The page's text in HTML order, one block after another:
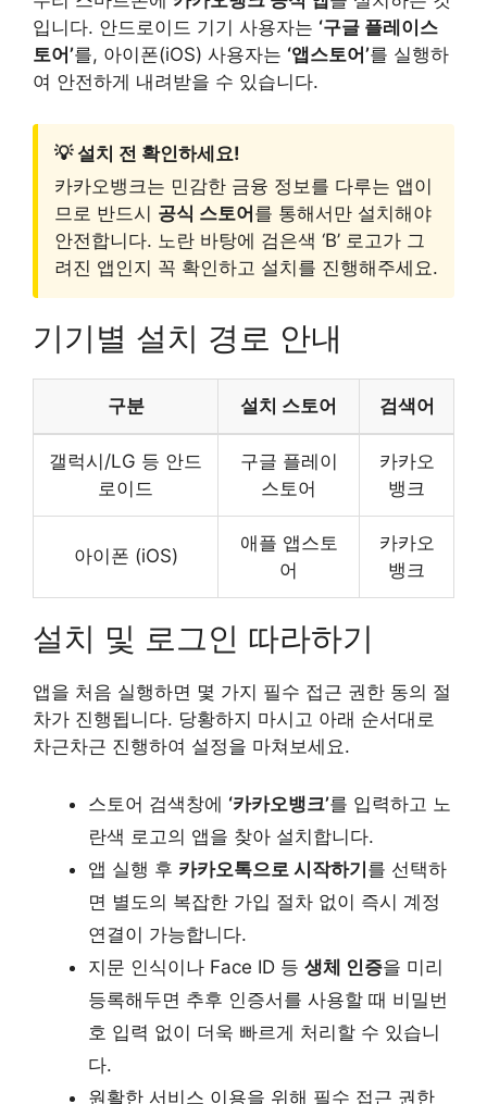
입니다. 안드로이드 기기 사용자는 ‘구글 플레이스
토어’를, 아이폰(iOS) 사용자는 ‘앱스토어’를 실행하
여 안전하게 내려받을 수 있습니다.
💡 설치 전 확인하세요!
카카오뱅크는 민감한 금융 정보를 다루는 앱이
므로 반드시 공식 스토어를 통해서만 설치해야
안전합니다. 노란 바탕에 검은색 ‘B’ 로고가 그
려진 앱인지 꼭 확인하고 설치를 진행해주세요.
기기별 설치 경로 안내
구분 설치 스토어 검색어
갤럭시/LG 등 안드
로이드
구글 플레이
스토어
카카오
뱅크
아이폰 (iOS)
애플 앱스토
어
카카오
뱅크
설치 및 로그인 따라하기
앱을 처음 실행하면 몇 가지 필수 접근 권한 동의 절
차가 진행됩니다. 당황하지 마시고 아래 순서대로
차근차근 진행하여 설정을 마쳐보세요.
스토어 검색창에 ‘카카오뱅크’를 입력하고 노
란색 로고의 앱을 찾아 설치합니다.
앱 실행 후 카카오톡으로 시작하기 를 선택하
면 별도의 복잡한 가입 절차 없이 즉시 계정
연결이 가능합니다.
지문 인식이나 Face ID 등 생체 인증을 미리
등록해두면 추후 인증서를 사용할 때 비밀번
호 입력 없이 더욱 빠르게 처리할 수 있습니
다.
원활한 서비스 이용을 위해 필수 접근 권한